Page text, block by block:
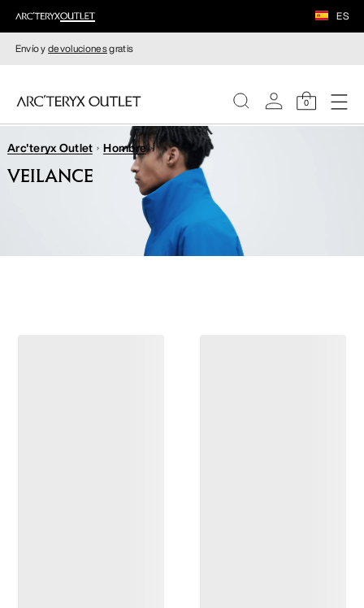
ES
Envío ydevolucionesgratis
0
MUJERE
Arc'teryx Outlet Hombre
VEILANCE